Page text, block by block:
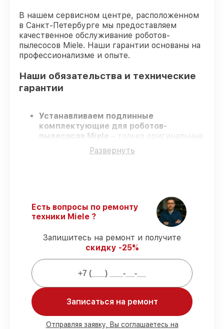
В нашем сервисном центре, расположенном
в Санкт-Петербурге мы предоставляем
качественное обслуживание роботов-
пылесосов Miele. Наши гарантии основаны на
профессионализме и опыте.
Наши обязательства и технические
гарантии
Устанавливаем подлинные
комплектующие для роботов-
пылесосов Miele
– только оригинальные
запчасти для вашей техники.
Сертифицированные специалисты
Завершаем работы без задержек
ремонт роботов-пылесосов Miele без
бесконечных переносов.
– на все
услуги и детали для роботов-пылесосов
Miele предоставляется гарантия до 3-х
Мы гарантируем:
80%
ремонтов по ремонту исполняются
в присутствии клиента
Развернуть
Есть вопросы по ремонту
техники Miele ?
Запишитесь на ремонт и получите
скидку -25%
Записаться на ремонт
Отправляя заявку, Вы соглашаетесь на